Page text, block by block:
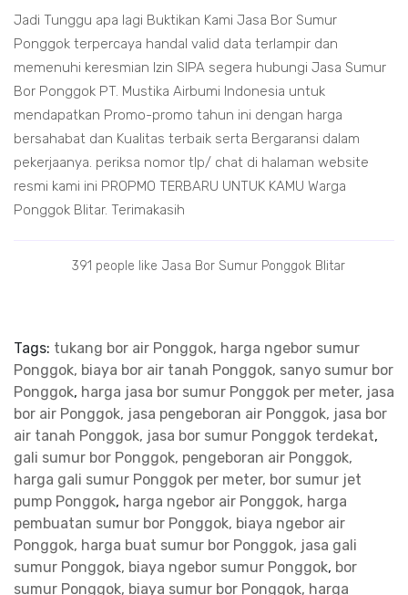
Jadi Tunggu apa lagi Buktikan Kami Jasa Bor Sumur
Ponggok terpercaya handal valid data terlampir dan
memenuhi keresmian Izin SIPA segera hubungi Jasa Sumur
Bor Ponggok PT. Mustika Airbumi Indonesia untuk
mendapatkan Promo-promo tahun ini dengan harga
bersahabat dan Kualitas terbaik serta Bergaransi dalam
pekerjaanya. periksa nomor tlp/ chat di halaman website
resmi kami ini PROPMO TERBARU UNTUK KAMU Warga
Ponggok Blitar. Terimakasih
391 people like Jasa Bor Sumur Ponggok Blitar
Tags: tukang bor air Ponggok, harga ngebor sumur
Ponggok, biaya bor air tanah Ponggok, sanyo sumur bor
Ponggok, harga jasa bor sumur Ponggok per meter, jasa
bor air Ponggok, jasa pengeboran air Ponggok, jasa bor
air tanah Ponggok, jasa bor sumur Ponggok terdekat,
gali sumur bor Ponggok, pengeboran air Ponggok,
harga gali sumur Ponggok per meter, bor sumur jet
pump Ponggok, harga ngebor air Ponggok, harga
pembuatan sumur bor Ponggok, biaya ngebor air
Ponggok, harga buat sumur bor Ponggok, jasa gali
sumur Ponggok, biaya ngebor sumur Ponggok, bor
sumur Ponggok, biaya sumur bor Ponggok, harga